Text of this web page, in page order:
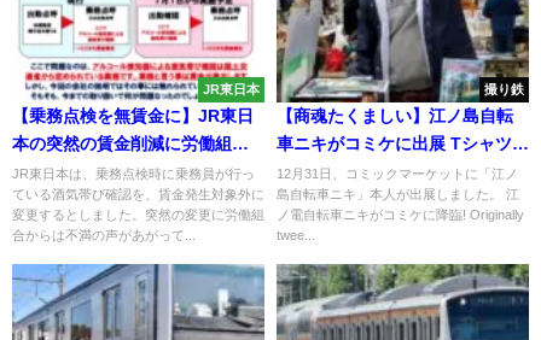
JR東日本
【乗務点検を無賃金に】JR東日
本の突然の賃金削減に労働組合
が反発
JR東日本は、乗務点検時に乗務員が行っ
ている酒気帯び確認を、賃金発生対象外に
変更するとしました。突然の変更に労働組
合からは不満の声があがって...
撮り鉄
【商魂たくましい】江ノ島自転
車ニキがコミケに出展 Tシャツや
ステッカーを販売
12月31日、コミックマーケットに「江ノ
島自転車ニキ」本人が出展しました。 江
ノ電自転車ニキがコミケに降臨! Originally
twee...